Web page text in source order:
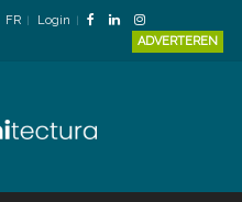
FR
Login
ADVERTEREN